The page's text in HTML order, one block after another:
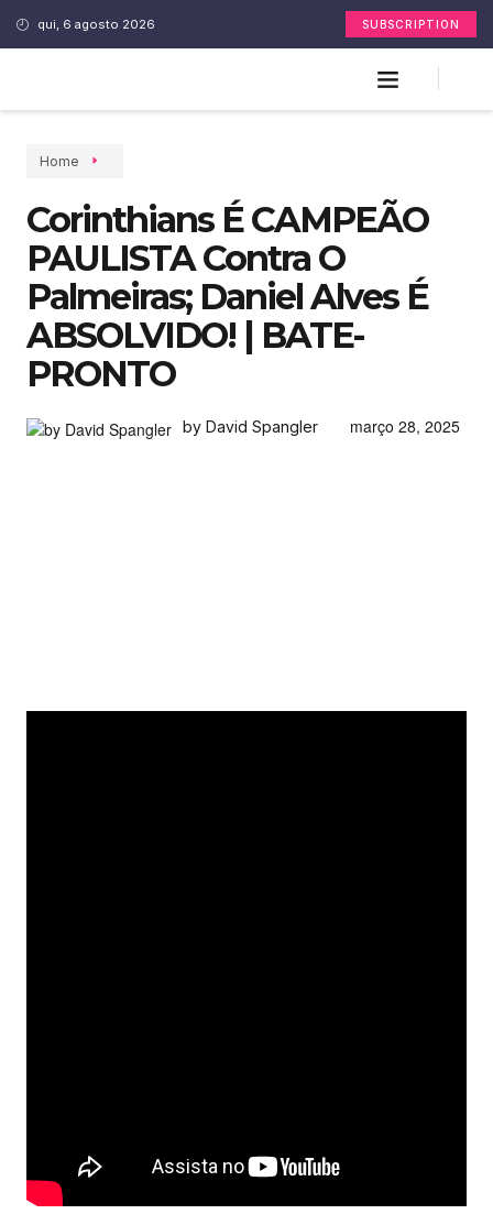
qui, 6 agosto 2026 SUBSCRIPTION
Home
Corinthians É CAMPEÃO
PAULISTA Contra O
Palmeiras; Daniel Alves É
ABSOLVIDO! | BATE-
PRONTO
by David Spangler março 28, 2025